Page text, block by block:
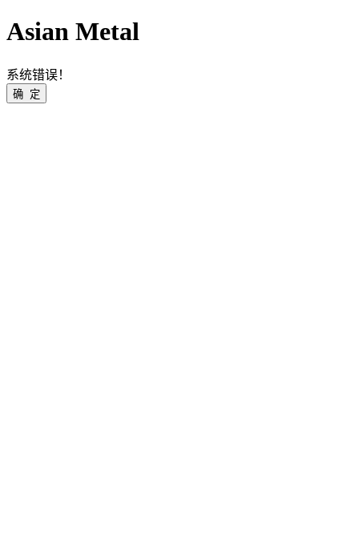
Asian Metal
系统错误！